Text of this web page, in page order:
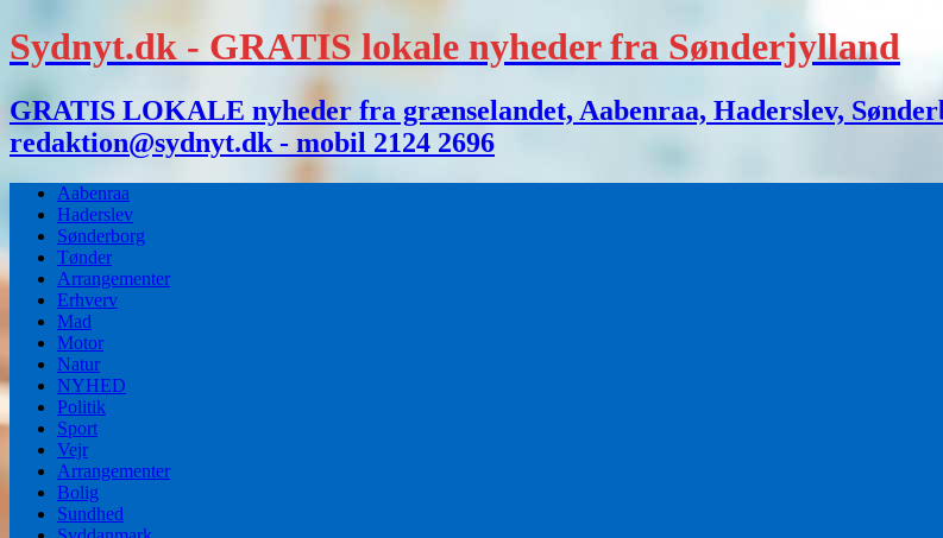
Sydnyt.dk - GRATIS lokale nyheder fra Sønderjylland
GRATIS LOKALE nyheder fra grænselandet, Aabenraa, Haderslev,
redaktion@sydnyt.dk - mobil 2124 2696
Aabenraa
Haderslev
Sønderborg
Tønder
Arrangementer
Erhverv
Mad
Motor
Natur
NYHED
Politik
Sport
Vejr
Arrangementer
Bolig
Sundhed